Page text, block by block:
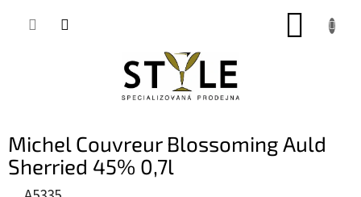
Michel Couvreur Blossoming Auld
Sherried 45% 0,7l